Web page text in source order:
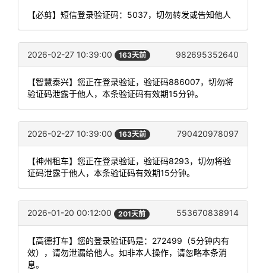
【必剪】短信登录验证码：5037，切勿转发或告知他人
2026-02-27 10:39:00 163天前 982695352640
【智慧泰兴】您正在登录验证，验证码886007，切勿将
验证码泄露于他人，本条验证码有效期15分钟。
2026-02-27 10:39:00 163天前 790420978097
【神州租车】您正在登录验证，验证码8293，切勿将验
证码泄露于他人，本条验证码有效期15分钟。
2026-01-20 00:12:00 201天前 553670838914
【高德打车】您的登录验证码是：272499（5分钟内有
效），请勿泄漏给他人。如非本人操作，请忽略本条消
息。